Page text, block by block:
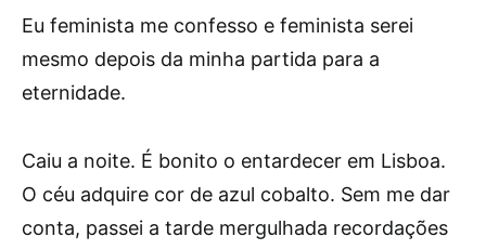
Eu feminista me confesso e feminista serei
mesmo depois da minha partida para a
eternidade.
Caiu a noite. É bonito o entardecer em Lisboa.
O céu adquire cor de azul cobalto. Sem me dar
conta, passei a tarde mergulhada recordações